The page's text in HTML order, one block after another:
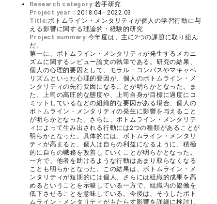
Research category:若手研究
Project year：2018.04 - 2022.03
Title:ボトムライン・メンタリティが個人の学習行動に与
える影響に関する理論的・経験的研究
Project summary:今年度は、主に2つの課題に取り組ん
だ。
第一に、ボトムライン・メンタリティが発生するメカニ
ズムに関するレビュー論文の執筆である。研究の結果、
個人の心理的要因として、モラル・コンパスやマキャベ
リズムといった心理的要因が、個人のボトムライン・メ
ンタリティの先行要因になることが明らかとなった。ま
た、上司の高圧的な態度や、上司自身が目標に過度にコ
ミットしているなどの組織的な要因がある場合、個人の
ボトムライン・メンタリティの発生に影響を与えること
が明らかとなった。さらに、ボトムライン・メンタリテ
ィによって生み出される行動には2つの種類があることが
明らかとなった。具体的には、ボトムライン・メンタリ
ティが高まると、個人は自らの利益になるように、積極
的に自らの職務を改善していくことが明らかとなった。
一方で、他者を助けるような行動はあまり取らなくなる
ことも明らかとなった。この結果は、ボトムライン・メ
ンタリティが短期的には個人、さらには組織的成果を高
めるということを示唆している一方で、組織内の協働を
低下させることを意味している。今後は、そうしたボト
ムライン・メンタリティがもたらす影響を詳細に検討し